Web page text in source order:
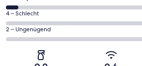
Gästebewertungen
haben
eine
Bewertung
insgesamt
18
Gästebewertungen
haben
Bewertung
von
insgesamt
18
Gästebewertungen
0
von
insgesamt
Gästebewertungen
4 – Schlecht
0
von
insgesamt
2 – Ungenügend